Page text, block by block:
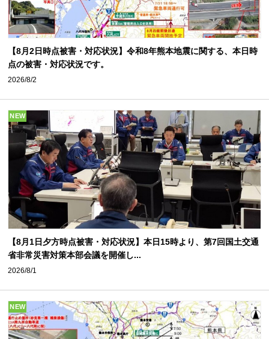
【8月2日時点被害・対応状況】令和8年熊本地震に関する、本日時
点の被害・対応状況です。
2026/8/2
NEW
【8月1日夕方時点被害・対応状況】本日15時より、第7回国土交通
省非常災害対策本部会議を開催し...
2026/8/1
NEW